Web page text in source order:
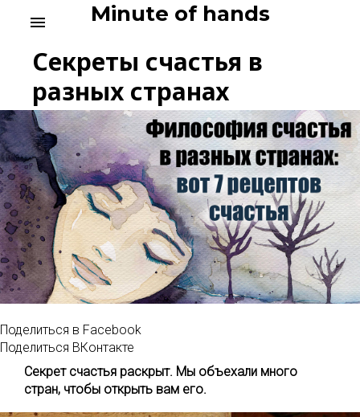
Minute of hands
menu
Секреты счастья в
разных странах
Поделиться в Facebook
Поделиться ВКонтакте
Секрет счастья раскрыт. Мы объехали много
стран, чтобы открыть вам его.